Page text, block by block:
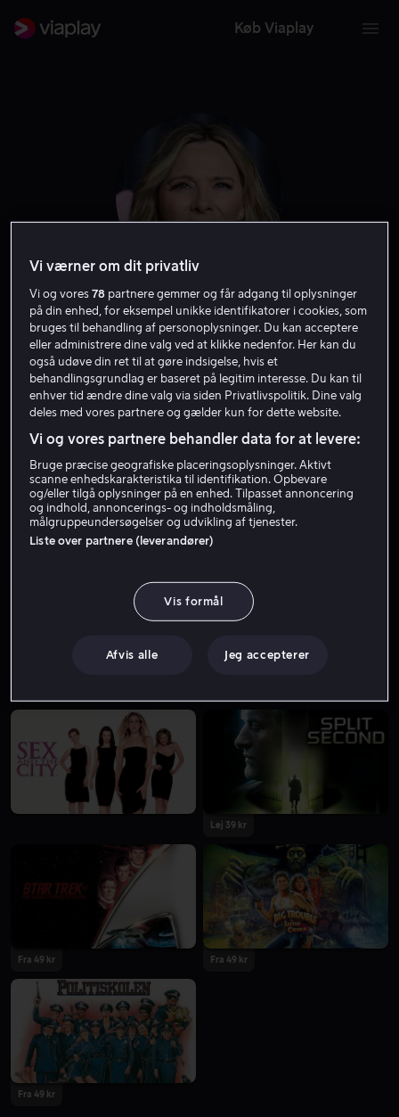
Køb Viaplay
Kim Cattrall
Skuespiller
Lej 39 kr
Fra 49 kr Fra 49 kr
Fra 49 kr
Vi værner om dit privatliv
Vi og vores78 partnere gemmer og får adgang til oplysninger
på din enhed, for eksempel unikke identifikatorer i cookies, som
bruges til behandling af personoplysninger. Du kan acceptere
eller administrere dine valg ved at klikke nedenfor. Her kan du
også udøve din ret til at gøre indsigelse, hvis et
behandlingsgrundlag er baseret på legitim interesse. Du kan til
enhver tid ændre dine valg via siden Privatlivspolitik. Dine valg
deles med vores partnere og gælder kun for dette website.
Vi og vores partnere behandler data for at levere:
Bruge præcise geografiske placeringsoplysninger. Aktivt
scanne enhedskarakteristika til identifikation. Opbevare
og/eller tilgå oplysninger på en enhed. Tilpasset annoncering
og indhold, annoncerings- og indholdsmåling,
målgruppeundersøgelser og udvikling af tjenester.
Liste over partnere (leverandører)
Vis formål
Afvis alle Jeg accepterer